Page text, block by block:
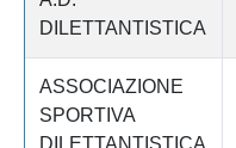
DILETTANTISTICA
ASSOCIAZIONE
SPORTIVA
DILETTANTISTICA